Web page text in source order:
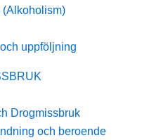
uppföljning
Drogmissbruk
och beroende